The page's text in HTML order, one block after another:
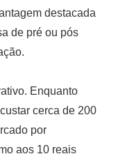
destacada
de pré ou pós
Enquanto
cerca de 200
por
aos 10 reais